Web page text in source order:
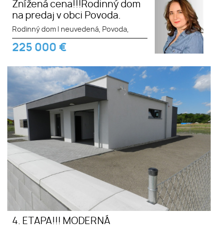
Znížená cena!!!Rodinný dom
na predaj v obci Povoda.
Rodinný dom neuvedená, Povoda,
225 000 €
4. ETAPA!!! MODERNÁ
NOVOSTAVBA - 3 izbový
nízkoenergetický bungalov
vysokej kvality s garážou
4. ETAPA!!! MODERNÁ